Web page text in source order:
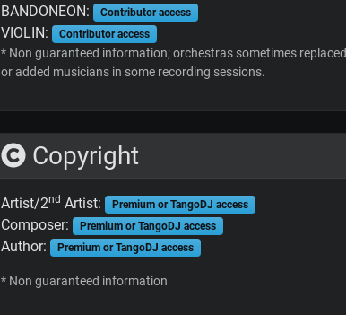
BANDONEON: Contributor access
VIOLIN: Contributor access
* Non guaranteed information; orchestras sometimes replaced
or added musicians in some recording sessions.
Copyright
Artist/2nd Artist: Premium or TangoDJ access
Composer: Premium or TangoDJ access
Author: Premium or TangoDJ access
* Non guaranteed information